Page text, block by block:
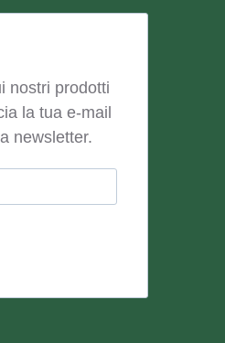
nostri prodotti
la tua e-mail
newsletter.